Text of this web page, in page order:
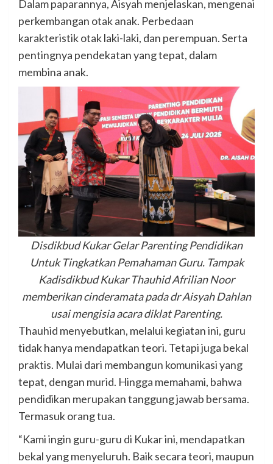
Dalam paparannya, Aisyah menjelaskan, mengenai
perkembangan otak anak. Perbedaan
karakteristik otak laki-laki, dan perempuan. Serta
pentingnya pendekatan yang tepat, dalam
membina anak.
Disdikbud Kukar Gelar Parenting Pendidikan
Untuk Tingkatkan Pemahaman Guru. Tampak
Kadisdikbud Kukar Thauhid Afrilian Noor
memberikan cinderamata pada dr Aisyah Dahlan
usai mengisia acara diklat Parenting.
Thauhid menyebutkan, melalui kegiatan ini, guru
tidak hanya mendapatkan teori. Tetapi juga bekal
praktis. Mulai dari membangun komunikasi yang
tepat, dengan murid. Hingga memahami, bahwa
pendidikan merupakan tanggung jawab bersama.
Termasuk orang tua.
“Kami ingin guru-guru di Kukar ini, mendapatkan
bekal yang menyeluruh. Baik secara teori, maupun